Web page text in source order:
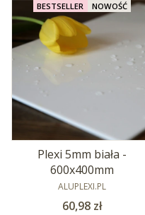
BESTSELLER NOWOŚĆ
Plexi 5mm biała -
600x400mm
PRODUCENT
ALUPLEXI.PL
Cena
60,98 zł